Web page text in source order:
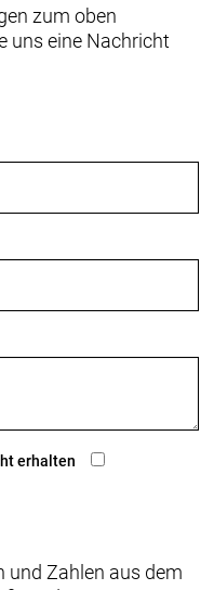
zum oben
uns eine Nachricht
erhalten
und Zahlen aus dem